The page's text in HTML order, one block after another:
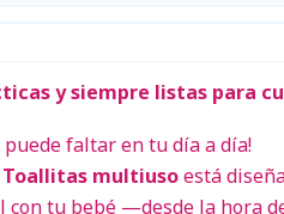
y siempre listas para
puede faltar en tu día a día!
Toallitas multiusoestá
con tu bebé —desde la hora